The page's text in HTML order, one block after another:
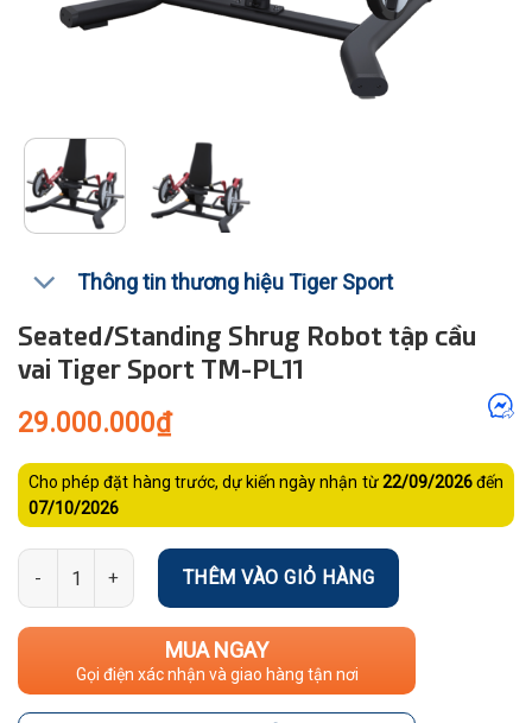
Thông tin thương hiệu Tiger Sport
Seated/Standing Shrug Robot tập cầu
vai Tiger Sport TM-PL11
29.000.000₫
Cho phép đặt hàng trước, dự kiến ngày nhận từ22/09/2026đến
07/10/2026
Số lượng
THÊM VÀO GIỎ HÀNG
MUA NGAY
Gọi điện xác nhận và giao hàng tận nơi